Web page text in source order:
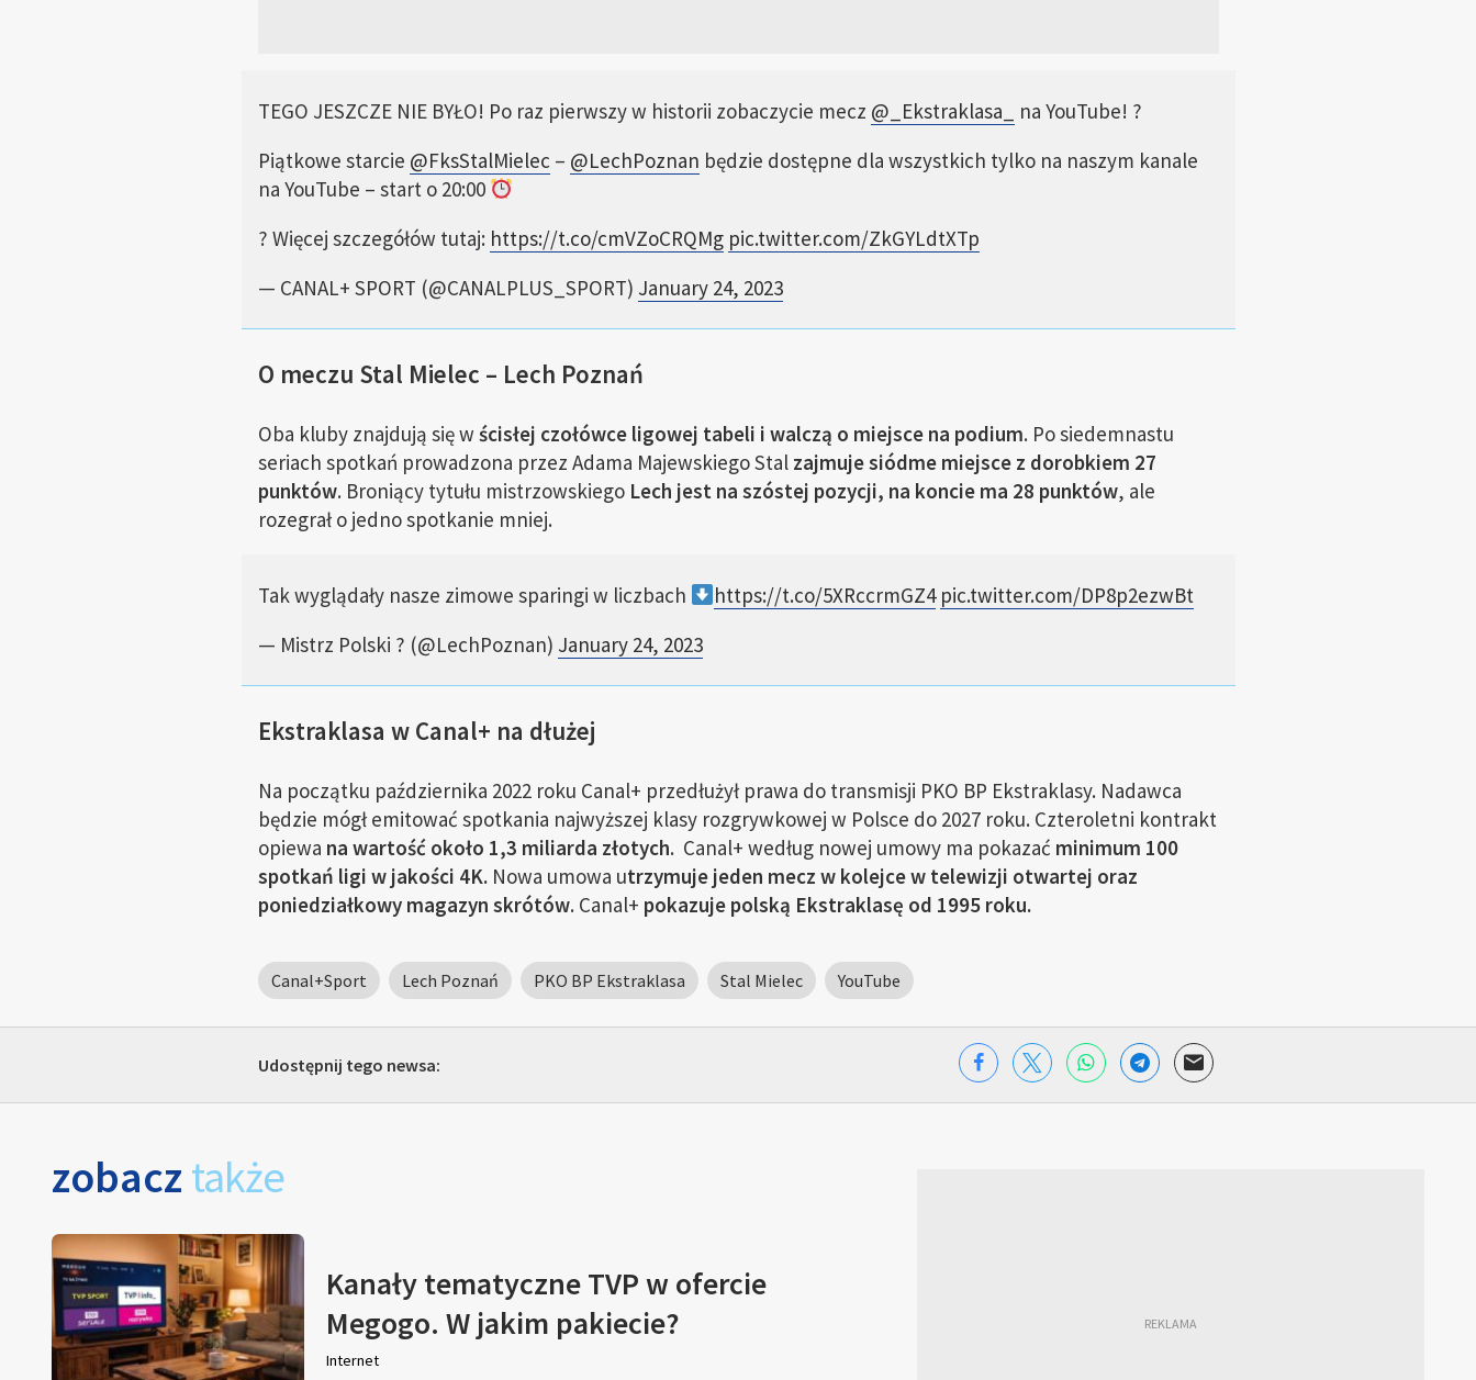
TEGO JESZCZE NIE BYŁO! Po raz pierwszy w historii zobaczycie mecz @_Ekstraklasa_
na YouTube! ?
Piątkowe starcie @FksStalMielec – @LechPoznan będzie dostępne dla wszystkich tylko na naszym kanale
na YouTube – start o 20:00
? Więcej szczegółów tutaj: https://t.co/cmVZoCRQMg pic.twitter.com/ZkGYLdtXTp
— CANAL+ SPORT (@CANALPLUS_SPORT) January 24, 2023
O meczu Stal Mielec – Lech Poznań
Oba kluby znajdują się w ścisłej czołówce ligowej tabeli i walczą o miejsce na podium. Po siedemnastu
seriach spotkań prowadzona przez Adama Majewskiego Stal zajmuje siódme miejsce z dorobkiem 27
punktów. Broniący tytułu mistrzowskiegoLech jest na szóstej pozycji, na koncie ma 28 punktów, ale
rozegrał o jedno spotkanie mniej.
Tak wyglądały nasze zimowe sparingi w liczbach https://t.co/5XRccrmGZ4 pic.twitter.com/DP8p2ezwBt
— Mistrz Polski ? (@LechPoznan) January 24, 2023
Ekstraklasa w Canal+ na dłużej
Na początku października 2022 roku Canal+ przedłużył prawa do transmisji PKO BP Ekstraklasy. Nadawca
będzie mógł emitować spotkania najwyższej klasy rozgrywkowej w Polsce do 2027 roku. Czteroletni kontrakt
opiewa na wartość około 1,3 miliarda złotych. Canal+ według nowej umowy ma pokazać minimum 100
spotkań ligi w jakości 4K.Nowa umowa utrzymuje jeden mecz w kolejce w telewizji otwartej oraz
poniedziałkowy magazyn skrótów. Canal+ pokazuje polską Ekstraklasę od 1995 roku.
Canal+Sport Lech Poznań PKO BP Ekstraklasa Stal Mielec YouTube
Udostępnij tego newsa:
zobacz także
Kanały tematyczne TVP w ofercie
Megogo. W jakim pakiecie?
Internet